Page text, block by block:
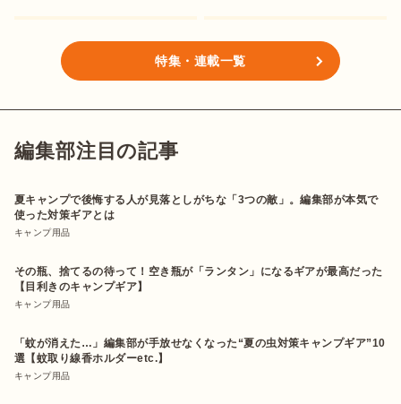
特集・連載一覧
編集部注目の記事
夏キャンプで後悔する人が見落としがちな「3つの敵」。編集部が本気で
使った対策ギアとは
キャンプ用品
その瓶、捨てるの待って！空き瓶が「ランタン」になるギアが最高だった
【目利きのキャンプギア】
キャンプ用品
「蚊が消えた…」編集部が手放せなくなった“夏の虫対策キャンプギア”10
選【蚊取り線香ホルダーetc.】
キャンプ用品